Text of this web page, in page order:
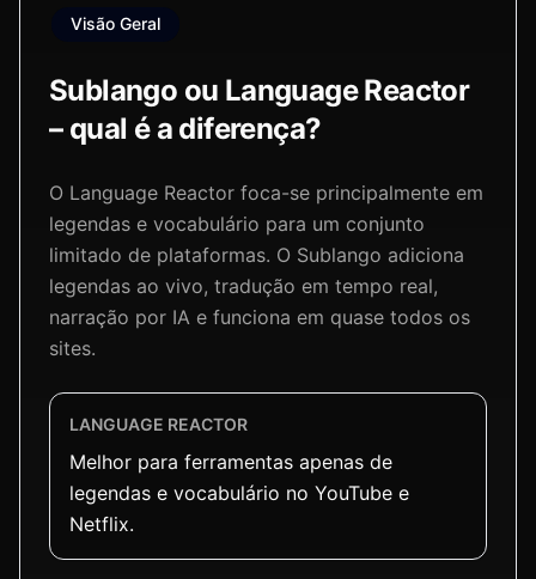
Visão Geral
Sublango ou Language Reactor
– qual é a diferença?
O Language Reactor foca-se principalmente em
legendas e vocabulário para um conjunto
limitado de plataformas. O Sublango adiciona
legendas ao vivo, tradução em tempo real,
narração por IA e funciona em quase todos os
sites.
LANGUAGE REACTOR
Melhor para ferramentas apenas de
legendas e vocabulário no YouTube e
Netflix.